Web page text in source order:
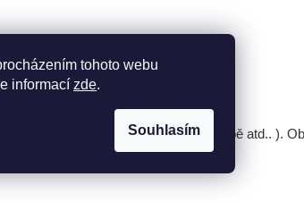
tohoto webu
informací zde.
Souhlasím
s mapou
bojových plánů, orientace v mapě atd.. ).
).